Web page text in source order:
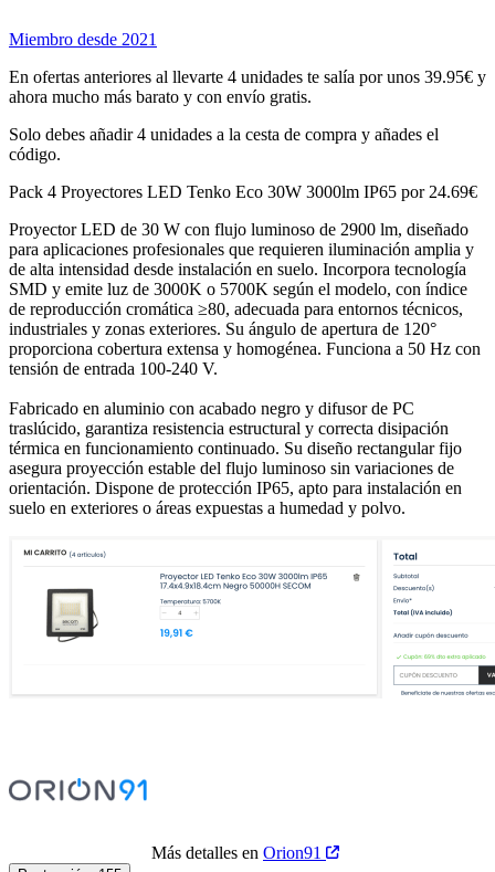
Miembro desde 2021
En ofertas anteriores al llevarte 4 unidades te salía por unos 39.95€ y
ahora mucho más barato y con envío gratis.
Solo debes añadir 4 unidades a la cesta de compra y añades el
código.
Pack 4 Proyectores LED Tenko Eco 30W 3000lm IP65 por 24.69€
Proyector LED de 30 W con flujo luminoso de 2900 lm, diseñado
para aplicaciones profesionales que requieren iluminación amplia y
de alta intensidad desde instalación en suelo. Incorpora tecnología
SMD y emite luz de 3000K o 5700K según el modelo, con índice
de reproducción cromática ≥80, adecuada para entornos técnicos,
industriales y zonas exteriores. Su ángulo de apertura de 120°
proporciona cobertura extensa y homogénea. Funciona a 50 Hz con
tensión de entrada 100-240 V.
Fabricado en aluminio con acabado negro y difusor de PC
traslúcido, garantiza resistencia estructural y correcta disipación
térmica en funcionamiento continuado. Su diseño rectangular fijo
asegura proyección estable del flujo luminoso sin variaciones de
orientación. Dispone de protección IP65, apto para instalación en
suelo en exteriores o áreas expuestas a humedad y polvo.
Más detalles en Orion91